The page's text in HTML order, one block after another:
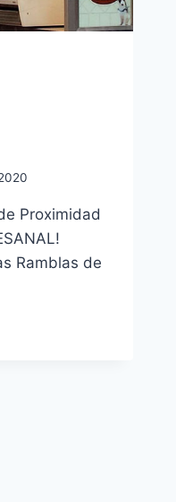
Proximidad
Ramblas de